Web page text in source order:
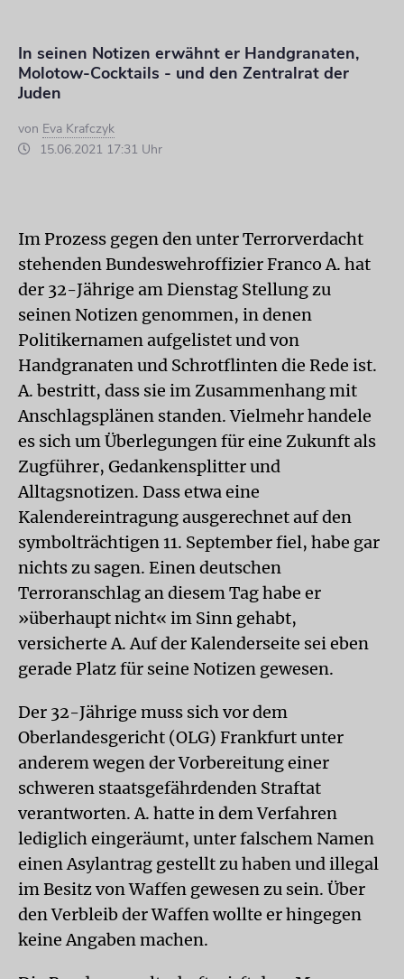
In seinen Notizen erwähnt er Handgranaten,
Molotow-Cocktails - und den Zentralrat der
Juden
von Eva Krafczyk
15.06.2021 17:31 Uhr
Im Prozess gegen den unter Terrorverdacht
stehenden Bundeswehroffizier Franco A. hat
der 32-Jährige am Dienstag Stellung zu
seinen Notizen genommen, in denen
Politikernamen aufgelistet und von
Handgranaten und Schrotflinten die Rede ist.
A. bestritt, dass sie im Zusammenhang mit
Anschlagsplänen standen. Vielmehr handele
es sich um Überlegungen für eine Zukunft als
Zugführer, Gedankensplitter und
Alltagsnotizen. Dass etwa eine
Kalendereintragung ausgerechnet auf den
symbolträchtigen 11. September fiel, habe gar
nichts zu sagen. Einen deutschen
Terroranschlag an diesem Tag habe er
»überhaupt nicht« im Sinn gehabt,
versicherte A. Auf der Kalenderseite sei eben
gerade Platz für seine Notizen gewesen.
Der 32-Jährige muss sich vor dem
Oberlandesgericht (OLG) Frankfurt unter
anderem wegen der Vorbereitung einer
schweren staatsgefährdenden Straftat
verantworten. A. hatte in dem Verfahren
lediglich eingeräumt, unter falschem Namen
einen Asylantrag gestellt zu haben und illegal
im Besitz von Waffen gewesen zu sein. Über
den Verbleib der Waffen wollte er hingegen
keine Angaben machen.